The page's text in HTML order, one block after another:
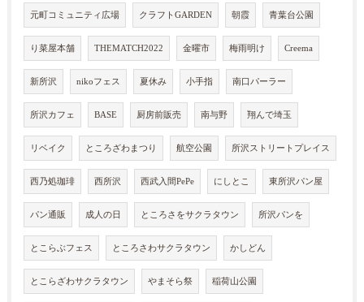
元町コミュニティ広場 クラフトGARDEN 朝霞 青葉台公園
り菜屋本舗 THEMATCH2022 金曜市 梅雨明け Creema
新所沢 nikoフェス 夏休み 小手指 南口パーラー
所沢カフェ BASE 厨房前販売 南与野 翔んで埼玉
リベイク ところざわまつり 航空公園 所沢ストリートプレイス
西乃処珈琲 西所沢 西武入間PePe にしとこ 東所沢パン屋
パン通販 成人の日 ところさをサクラタウン 所沢パンを
とこらぶフェス ところさわサクラタウン かしどん
とこらざわサクラタウン やまそら祭 稲荷山公園